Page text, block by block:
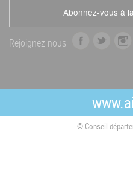
Abonnez-vous à
Rejoignez-nous
b
o
t
e
r
a
g
r
a
© Conseil